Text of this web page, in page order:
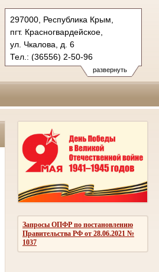
развернуть
297000, Республика Крым,
пгт. Красногвардейское,
ул. Чкалова, д. 6
Тел.: (36556) 2-50-96
krasnogvardeiskiy.krm@sudrf.ru
Запросы ОПФР по постановлению
Правительства РФ от 28.06.2021 №
1037